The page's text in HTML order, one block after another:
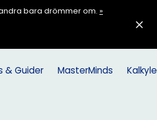
bara drömmer om. »
& Guider MasterMinds